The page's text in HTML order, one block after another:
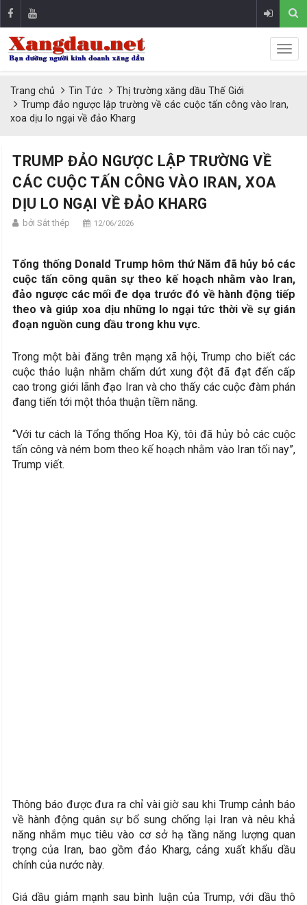
Trang chủ Tin Tức
Thị trường xăng dầu Thế Giới
Trump đảo ngược lập trường về các cuộc tấn công vào Iran,
xoa dịu lo ngại về đảo Kharg
TRUMP ĐẢO NGƯỢC LẬP TRƯỜNG VỀ
CÁC CUỘC TẤN CÔNG VÀO IRAN, XOA
DỊU LO NGẠI VỀ ĐẢO KHARG
bởi Sắt thép 12/06/2026
Tổng thống Donald Trump hôm thứ Năm đã hủy bỏ các
cuộc tấn công quân sự theo kế hoạch nhằm vào Iran,
đảo ngược các mối đe dọa trước đó về hành động tiếp
theo và giúp xoa dịu những lo ngại tức thời về sự gián
đoạn nguồn cung dầu trong khu vực.
Trong một bài đăng trên mạng xã hội, Trump cho biết các
cuộc thảo luận nhằm chấm dứt xung đột đã đạt đến cấp
cao trong giới lãnh đạo Iran và cho thấy các cuộc đàm phán
đang tiến tới một thỏa thuận tiềm năng.
“Với tư cách là Tổng thống Hoa Kỳ, tôi đã hủy bỏ các cuộc
tấn công và ném bom theo kế hoạch nhằm vào Iran tối nay”,
Trump viết.
Thông báo được đưa ra chỉ vài giờ sau khi Trump cảnh báo
về hành động quân sự bổ sung chống lại Iran và nêu khả
năng nhắm mục tiêu vào cơ sở hạ tầng năng lượng quan
trọng của Iran, bao gồm đảo Kharg, cảng xuất khẩu dầu
chính của nước này.
Giá dầu giảm mạnh sau bình luận của Trump, với dầu thô